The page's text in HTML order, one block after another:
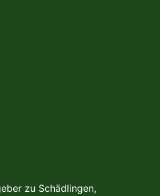
zu Schädlingen,